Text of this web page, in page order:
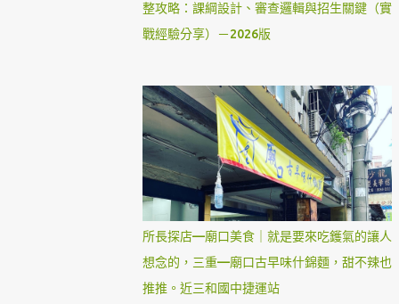
整攻略：課綱設計、審查邏輯與招生關鍵（實
戰經驗分享）－2026版
所長探店—廟口美食｜就是要來吃鑊氣的讓人
想念的，三重—廟口古早味什錦麵，甜不辣也
推推。近三和國中捷運站